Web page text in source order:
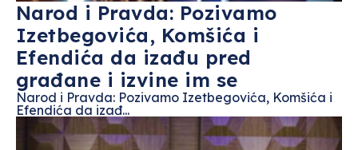
Narod i Pravda: Pozivamo
Izetbegovića, Komšića i
Efendića da izađu pred
građane i izvine im se
Narod i Pravda: Pozivamo Izetbegovića, Komšića i
Efendića da izađ...